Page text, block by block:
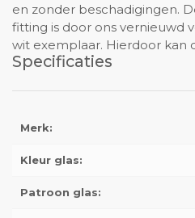
en zonder beschadigingen.
fitting is door ons vernieuwd
wit exemplaar. Hierdoor kan
Specificaties
Merk:
Kleur glas:
Patroon glas: